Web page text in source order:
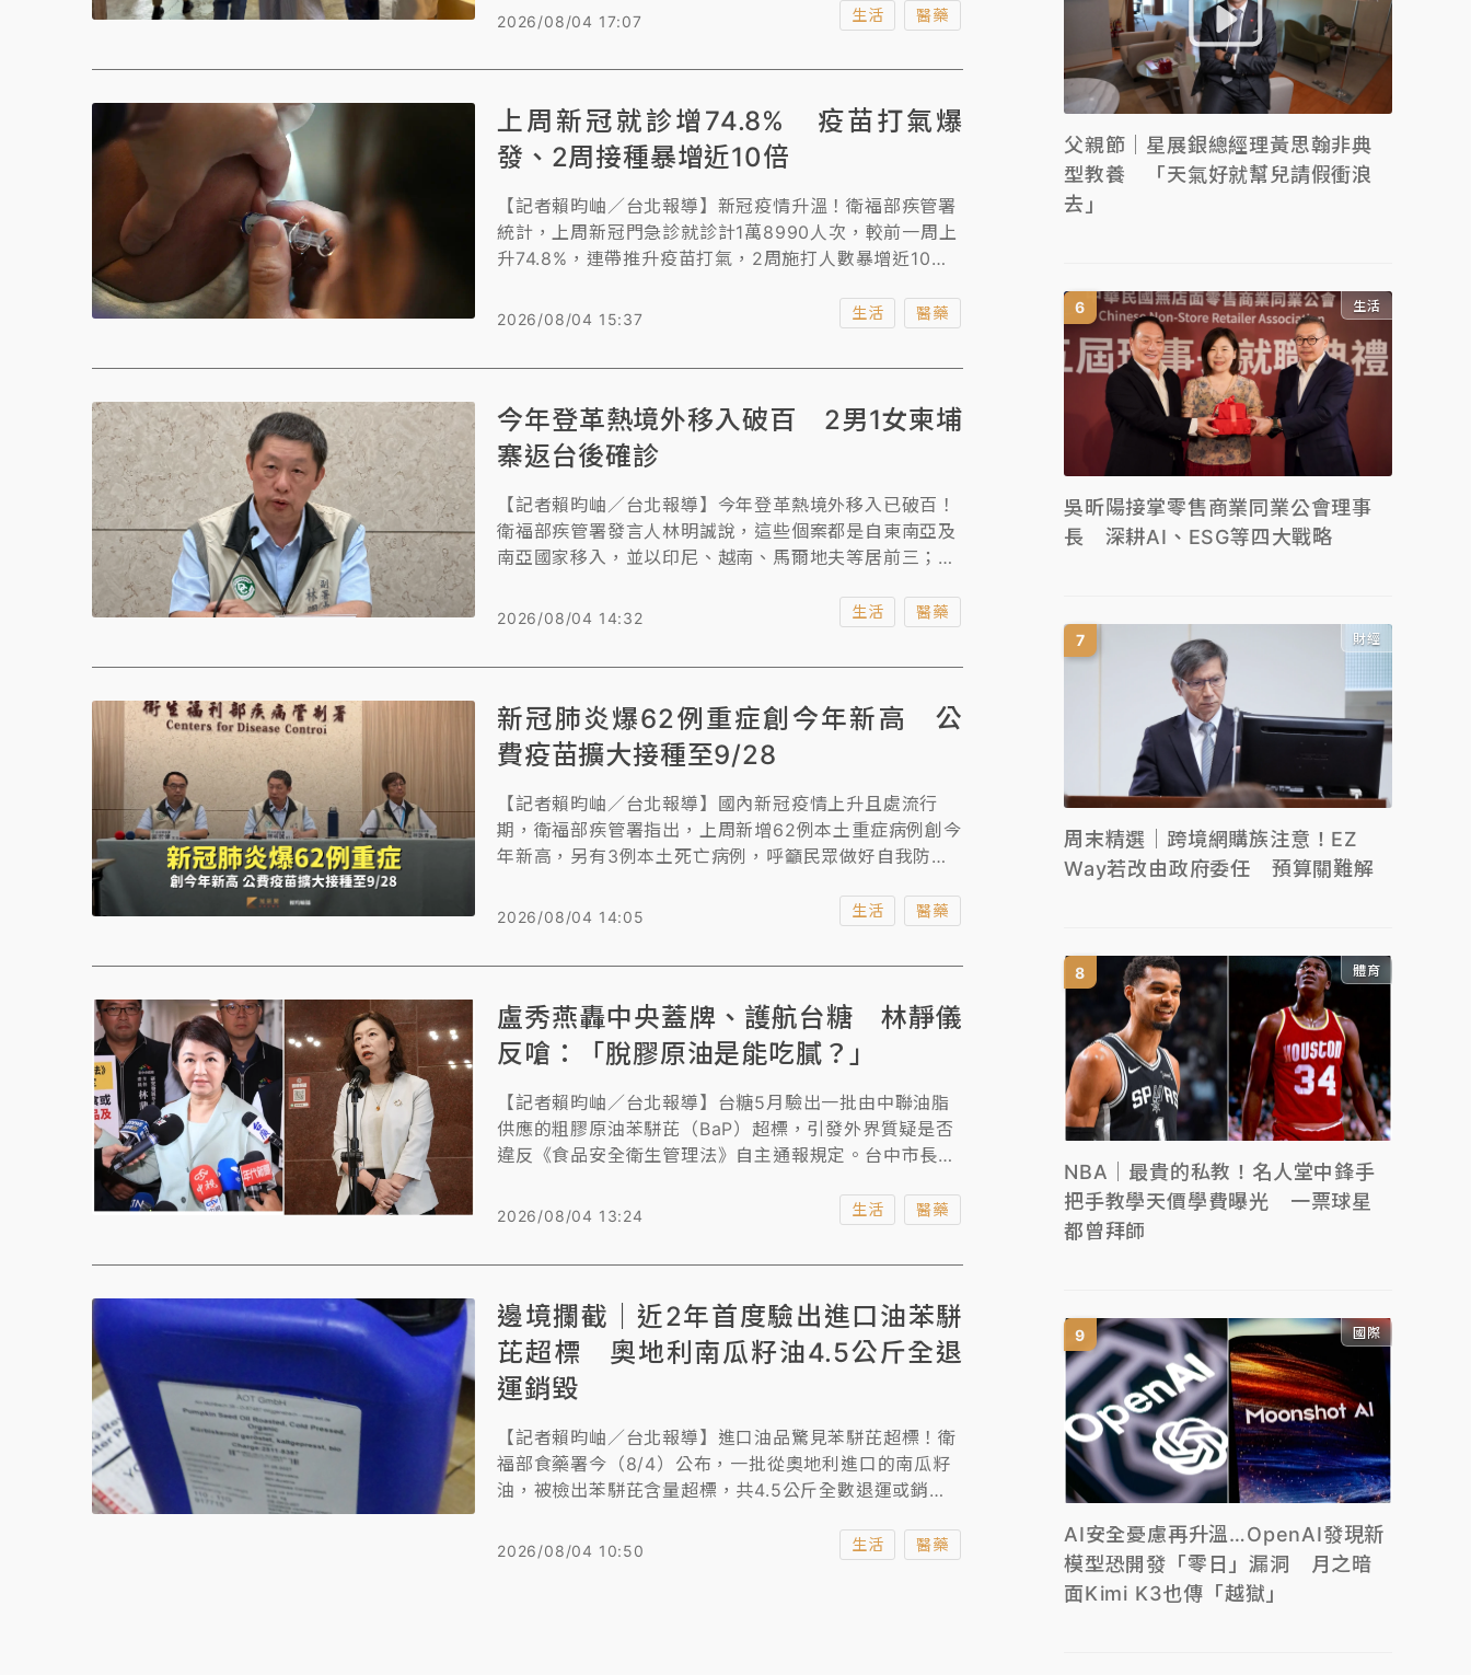
工的3件產品，先前被檢出苯駢芘超標，其原料由威加請
一步釐清。
2026/08/04 17:07 生活 醫藥
上周新冠就診增74.8% 疫苗打氣爆
發、2周接種暴增近10倍
【記者賴昀岫／台北報導】新冠疫情升溫！衛福部疾管署
統計，上周新冠門急診就診計1萬8990人次，較前一周上
升74.8%，連帶推升疫苗打氣，2周施打人數暴增近10
餘量約16萬劑，也呼籲大眾平常應注意個人衛生與防護。
2026/08/04 15:37 生活 醫藥
今年登革熱境外移入破百 2男1女柬埔
寨返台後確診
【記者賴昀岫／台北報導】今年登革熱境外移入已破百！
衛福部疾管署發言人林明誠說，這些個案都是自東南亞及
南亞國家移入，並以印尼、越南、馬爾地夫等居前三；至
埔寨進行交流活動，7月下旬返國後陸續出現症狀，本案
2026/08/04 14:32 生活 醫藥
新冠肺炎爆62例重症創今年新高 公
費疫苗擴大接種至9/28
【記者賴昀岫／台北報導】國內新冠疫情上升且處流行
期，衛福部疾管署指出，上周新增62例本土重症病例創今
年新高，另有3例本土死亡病例，呼籲民眾做好自我防護
今年9月28日止，請把握擴大接種期間前往接種。
2026/08/04 14:05 生活 醫藥
盧秀燕轟中央蓋牌、護航台糖 林靜儀
反嗆：「脫膠原油是能吃膩？」
【記者賴昀岫／台北報導】台糖5月驗出一批由中聯油脂
供應的粗膠原油苯駢芘（BaP）超標，引發外界質疑是否
違反《食品安全衛生管理法》自主通報規定。台中市長盧
福部次長林靜儀今（8/4）直言，「脫膠原油是能吃
油脂來指控，會不會差太多？
2026/08/04 13:24 生活 醫藥
邊境攔截｜近2年首度驗出進口油苯駢
芘超標 奧地利南瓜籽油4.5公斤全退
運銷毀
【記者賴昀岫／台北報導】進口油品驚見苯駢芘超標！衛
福部食藥署今（8/4）公布，一批從奧地利進口的南瓜籽
油，被檢出苯駢芘含量超標，共4.5公斤全數退運或銷
對輸入業者和司特股份有限公司，在邊境調整為逐批查
2026/08/04 10:50 生活 醫藥
父親節｜星展銀總經理黃思翰非典
型教養 「天氣好就幫兒請假衝浪
去」
生活
吳昕陽接掌零售商業同業公會理事
長 深耕AI、ESG等四大戰略
財經
周末精選｜跨境網購族注意！EZ
Way若改由政府委任 預算關難解
體育
NBA｜最貴的私教！名人堂中鋒手
把手教學天價學費曝光 一票球星
都曾拜師
國際
AI安全憂慮再升溫…OpenAI發現新
模型恐開發「零日」漏洞 月之暗
面Kimi K3也傳「越獄」